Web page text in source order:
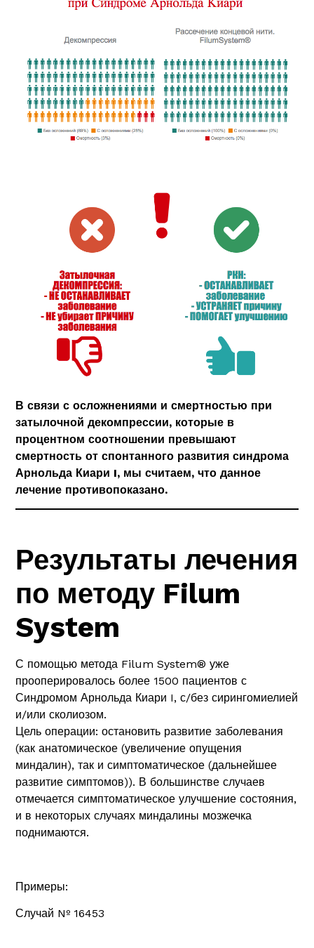
В связи с осложнениями и смертностью при
затылочной декомпрессии, которые в
процентном соотношении превышают
смертность от спонтанного развития синдрома
Арнольда Киари I, мы считаем, что данное
лечение противопоказано.
Результаты лечения
по методу Filum
System
С помощью метода Filum System® уже
прооперировалось более 1500 пациентов с
Синдромом Арнольда Киари I, с/без сирингомиелией
и/или сколиозом.
Цель операции: остановить развитие заболевания
(как анатомическое (увеличение опущения
миндалин), так и симптоматическое (дальнейшее
развитие симптомов)). В большинстве случаев
отмечается симптоматическое улучшение состояния,
и в некоторых случаях миндалины мозжечка
поднимаются.
Примеры:
Случай Nº 16453